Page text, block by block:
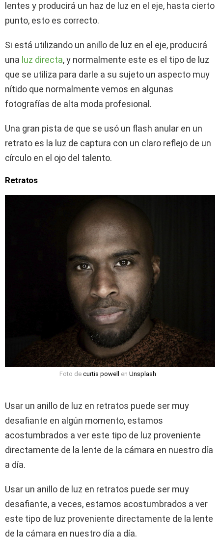
lentes y producirá un haz de luz en el eje, hasta cierto
punto, esto es correcto.
Si está utilizando un anillo de luz en el eje, producirá
una luz directa, y normalmente este es el tipo de luz
que se utiliza para darle a su sujeto un aspecto muy
nítido que normalmente vemos en algunas
fotografías de alta moda profesional.
Una gran pista de que se usó un flash anular en un
retrato es la luz de captura con un claro reflejo de un
círculo en el ojo del talento.
Retratos
Foto de curtis powell en Unsplash
Usar un anillo de luz en retratos puede ser muy
desafiante en algún momento, estamos
acostumbrados a ver este tipo de luz proveniente
directamente de la lente de la cámara en nuestro día
a día.
Usar un anillo de luz en retratos puede ser muy
desafiante, a veces, estamos acostumbrados a ver
este tipo de luz proveniente directamente de la lente
de la cámara en nuestro día a día.